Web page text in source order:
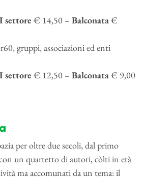
settore€ 14,50 – Balconata€
gruppi, associazioni ed enti
settore€ 12,50 – Balconata€ 9,00
per oltre due secoli, dal primo
un quartetto di autori, còlti in età
ma accomunati da un tema: il